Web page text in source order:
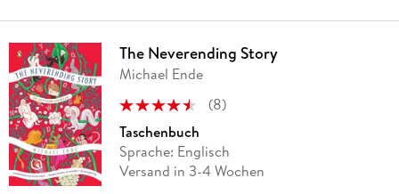
The Neverending Story
Michael Ende
(8)
Taschenbuch
Sprache: Englisch
Versand in 3-4 Wochen